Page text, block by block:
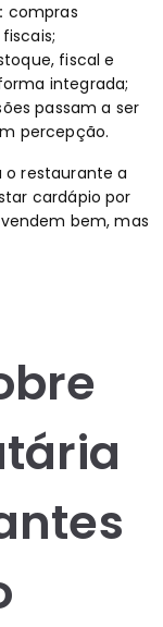
compras
fiscal e
integrada;
passam a ser
percepção.
o restaurante a
cardápio por
bem, mas